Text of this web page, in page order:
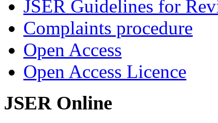
JSER Guidelines for
Complaints procedure
Open Access
Open Access Licence
JSER Online